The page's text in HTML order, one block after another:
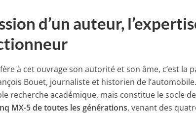
d’un auteur,
à cet ouvrage son autorité et son âme, c’est la
Bouet, journaliste et historien de
recherche académique, mais constitue le socle
MX-5 de toutes les générations, venant des